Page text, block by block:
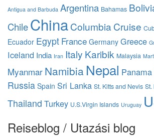
Antigua and Barbuda Argentina Bahamas
ChileChinaColumbiaCruise
Ecuador Egypt France Germany Greece
Iceland India Iran Italy Karibik Malaysia
Myanmar Namibia Nepal Panama
Russia Spain Sri Lanka St. Kitts and Nevis St.
Thailand Turkey U.S.Virgin Islands Uruguay
Reiseblog / Utazási blog